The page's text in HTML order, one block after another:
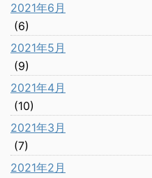
2021年6月
(6)
2021年5月
(9)
2021年4月
(10)
2021年3月
(7)
2021年2月